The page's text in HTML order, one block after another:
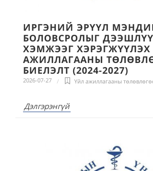
ИРГЭНИЙ ЭРҮҮЛ
БОЛОВСРОЛЫГ
ХЭМЖЭЭГ ХЭРЭГЖҮҮЛЭХ
АЖИЛЛАГААНЫ
БИЕЛЭЛТ (2024-2027)
2026-07-27 Үйл ажиллагааны
Дэлгэрэнгүй